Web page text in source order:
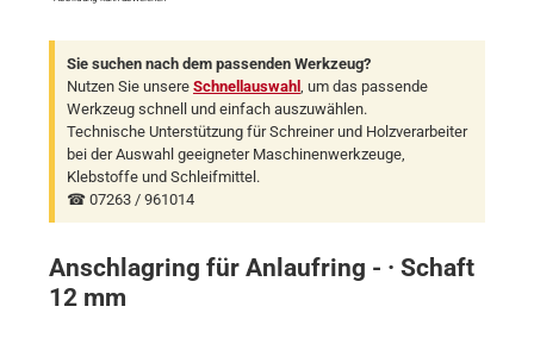
Sie suchen nach dem passenden Werkzeug?
Nutzen Sie unsere Schnellauswahl , um das passende
Werkzeug schnell und einfach auszuwählen.
Technische Unterstützung für Schreiner und Holzverarbeiter
bei der Auswahl geeigneter Maschinenwerkzeuge,
Klebstoffe und Schleifmittel.
☎ 07263 / 961014
Anschlagring für Anlaufring - · Schaft
12 mm